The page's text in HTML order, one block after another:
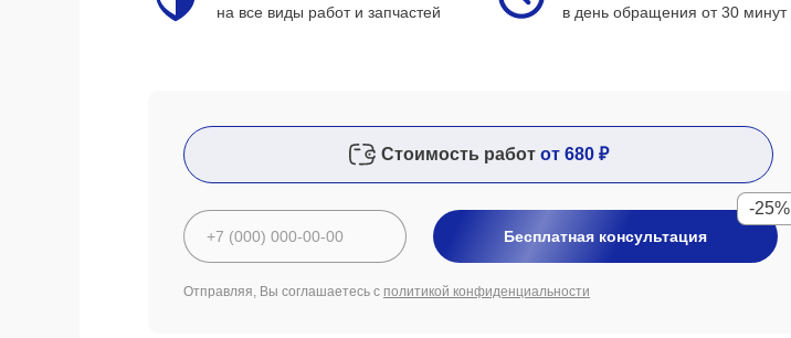
на все виды работ и запчастей в день обращения от 30 минут
Стоимость работ от 680 ₽
Бесплатная консультация
-25%
Отправляя, Вы соглашаетесь с политикой конфиденциальности